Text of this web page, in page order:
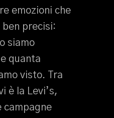
emozioni che
ben precisi:
siamo
quanta
visto. Tra
è la Levi’s,
campagne